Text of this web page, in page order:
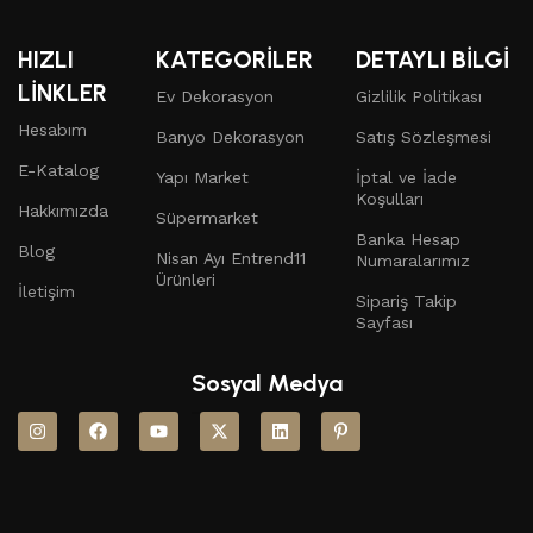
HIZLI
LİNKLER
Hesabım
E-Katalog
Hakkımızda
Blog
İletişim
KATEGORİLER
Ev Dekorasyon
Banyo Dekorasyon
Yapı Market
Süpermarket
Nisan Ayı Entrend11
Ürünleri
DETAYLI BİLGİ
Gizlilik Politikası
Satış Sözleşmesi
İptal ve İade
Koşulları
Banka Hesap
Numaralarımız
Sipariş Takip
Sayfası
Sosyal Medya